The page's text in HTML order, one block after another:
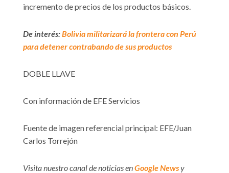
incremento de precios de los productos básicos.
De interés:Bolivia militarizará la frontera con Perú
para detener contrabando de sus productos
DOBLE LLAVE
Con información de EFE Servicios
Fuente de imagen referencial principal: EFE/Juan
Carlos Torrejón
Visita nuestro canal de noticias enGoogle Newsy